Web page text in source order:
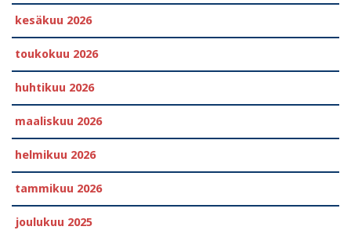
kesäkuu 2026
toukokuu 2026
huhtikuu 2026
maaliskuu 2026
helmikuu 2026
tammikuu 2026
joulukuu 2025